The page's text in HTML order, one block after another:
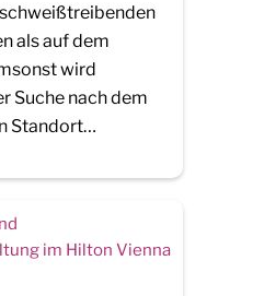
als auf dem
wird
Suche nach dem
Standort…